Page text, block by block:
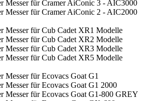
Messer für Cramer AiConic 3 - AIC3000
Messer für Cramer AiConic 2 - AIC2000
Messer für Cub Cadet XR1 Modelle
Messer für Cub Cadet XR2 Modelle
Messer für Cub Cadet XR3 Modelle
Messer für Cub Cadet XR5 Modelle
Messer für Ecovacs Goat G1
Messer für Ecovacs Goat G1 2000
Messer für Ecovacs Goat G1-800 GREY